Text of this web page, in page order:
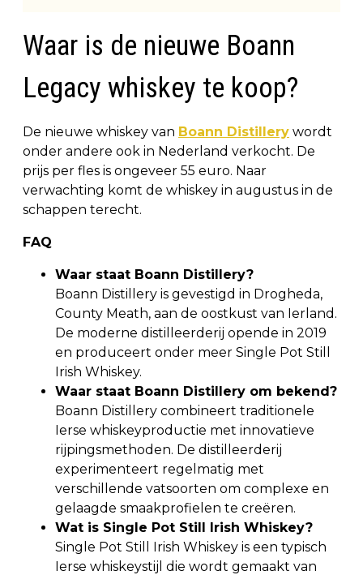
Waar is de nieuwe Boann
Legacy whiskey te koop?
De nieuwe whiskey van Boann Distillery wordt
onder andere ook in Nederland verkocht. De
prijs per fles is ongeveer 55 euro. Naar
verwachting komt de whiskey in augustus in de
schappen terecht.
FAQ
Waar staat Boann Distillery?
Boann Distillery is gevestigd in Drogheda,
County Meath, aan de oostkust van Ierland.
De moderne distilleerderij opende in 2019
en produceert onder meer Single Pot Still
Irish Whiskey.
Waar staat Boann Distillery om bekend?
Boann Distillery combineert traditionele
Ierse whiskeyproductie met innovatieve
rijpingsmethoden. De distilleerderij
experimenteert regelmatig met
verschillende vatsoorten om complexe en
gelaagde smaakprofielen te creëren.
Wat is Single Pot Still Irish Whiskey?
Single Pot Still Irish Whiskey is een typisch
Ierse whiskeystijl die wordt gemaakt van